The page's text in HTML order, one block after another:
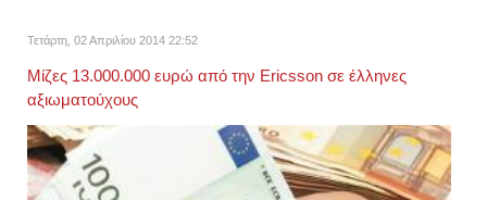
Τετάρτη, 02 Απριλίου 2014 22:52
Μίζες 13.000.000 ευρώ από την Ericsson σε έλληνες
αξιωματούχους